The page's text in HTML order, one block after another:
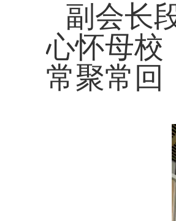
副会长
心怀母校
常聚常回